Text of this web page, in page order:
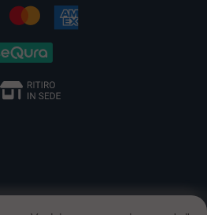
del Sole Srl - P.IVA IT12731330960